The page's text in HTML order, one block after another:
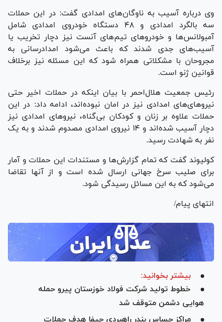
وی درباره آسیب به ناوگان‌های امدادی گفت: در این حملات
سه بالگرد امدادی و ۴۸ دستگاه خودروی امدادی شامل
آمبولانس‌ها و خودرو‌های تیم‌های آنست نیز دچار تخریب یا
آسیب‌های جدی شدند که باعث می‌شود امدادرسانی به
مجروحان با مشکلاتی همراه شود که این مسئله نیز برخلاف
قوانین ژنو است.
رئیس جمعیت هلال‌احمر با بیان اینکه در حملات اخیر حتی
نیروهای‌های امدادی نیز در امان نبوده‌اند، ادامه داد: در این
حملات علاوه بر زنان و کودکان بی‌گناه، نیرو‌های امدادی نیز
دچار آسیب شده‌اند و ۱۴ نیروی امدادی مصدوم شدند و به یک
نفر به شهادت رسید.
کولیوند گفت که تمام گزارش‌ها و مستندات این حملات و آمار
برای صلیب سرخ جهانی ارسال شده است و از آنها تقاضا
می‌شود که به این مسائل رسیدگی شود.
انتهای پیام/
بیشتر بخوانید:
خطوط تولید شرکت فولاد خوزستان پیرو حمله
هوایی دشمن متوقف شد
مراکز حساس بندر راهبردی حیفا هدف حملات